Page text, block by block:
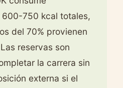
600-750 kcal totales,
del 70% provienen
reservas son
la carrera sin
externa si el